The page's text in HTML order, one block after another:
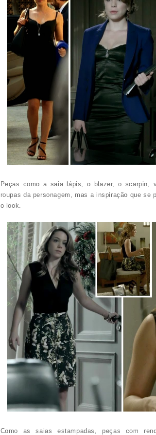
Peças como a saia lápis, o blazer, o scarpin,
roupas da personagem, mas a inspiração que
o look.
Como as saias estampadas, peças com